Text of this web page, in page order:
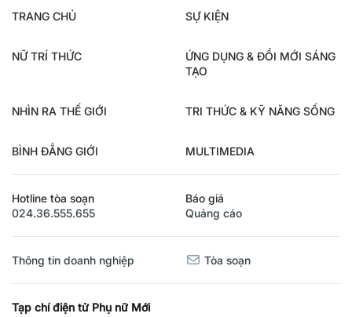
TRANG CHỦ SỰ KIỆN
NỮ TRÍ THỨC
ỨNG DỤNG & ĐỔI MỚI SÁNG
TẠO
NHÌN RA THẾ GIỚI TRI THỨC & KỸ NĂNG SỐNG
BÌNH ĐẲNG GIỚI MULTIMEDIA
Hotline tòa soạn
024.36.555.655
Báo giá
Quảng cáo
Thông tin doanh nghiệp Tòa soạn
Tạp chí điện tử Phụ nữ Mới